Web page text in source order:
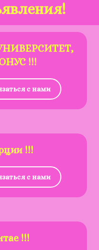
!
!!!
с нами
!!!
с нами
!!!